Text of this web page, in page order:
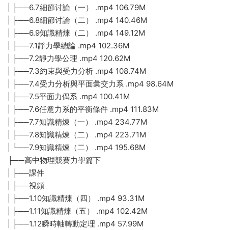
| ├──6.7細節讨論（一） .mp4 106.79M
| ├──6.8細節讨論（二） .mp4 140.46M
| ├──6.9知識精煉（二） .mp4 149.12M
| ├──7.1靜力學總論 .mp4 102.36M
| ├──7.2靜力學公理 .mp4 120.62M
| ├──7.3約束與受力分析 .mp4 108.74M
| ├──7.4受力分析與平面彙交力系 .mp4 98.64M
| ├──7.5平面力偶系 .mp4 100.41M
| ├──7.6任意力系的平衡條件 .mp4 111.83M
| ├──7.7知識精煉（一） .mp4 234.77M
| ├──7.8知識精煉（二） .mp4 223.71M
| └──7.9知識精煉（二） .mp4 195.68M
├──高中物理競賽力學篇下
| ├──課件
| ├──視頻
| ├──1.10知識精煉（四） .mp4 93.31M
| ├──1.11知識精煉（五） .mp4 102.42M
| ├──1.12瞬時軸轉動定理 .mp4 57.99M